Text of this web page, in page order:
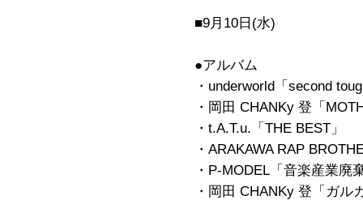
■9月10日(水)
●アルバム
・underworld「second
・岡田 CHANKy 登「
・t.A.T.u.「THE BEST」
・ARAKAWA RAP
・P-MODEL「音楽産業廃
・岡田 CHANKy 登「ガル